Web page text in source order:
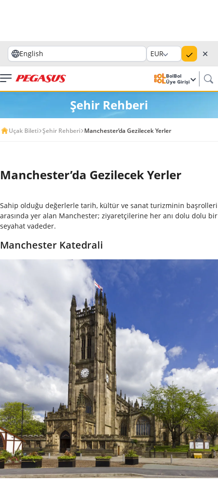
English EUR ✕
BolBol
Üye Girişi
Şehir Rehberi
Uçak Bileti Şehir Rehberi Manchester’da Gezilecek Yerler
Manchester’da Gezilecek Yerler
Sahip olduğu değerlerle tarih, kültür ve sanat turizminin başrolleri
arasında yer alan Manchester; ziyaretçilerine her anı dolu dolu bir
seyahat vadeder.
Manchester Katedrali